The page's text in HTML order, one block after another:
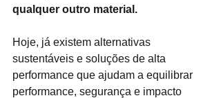
qualquer outro material.
Hoje, já existem alternativas
sustentáveis e soluções de alta
performance que ajudam a equilibrar
performance, segurança e impacto